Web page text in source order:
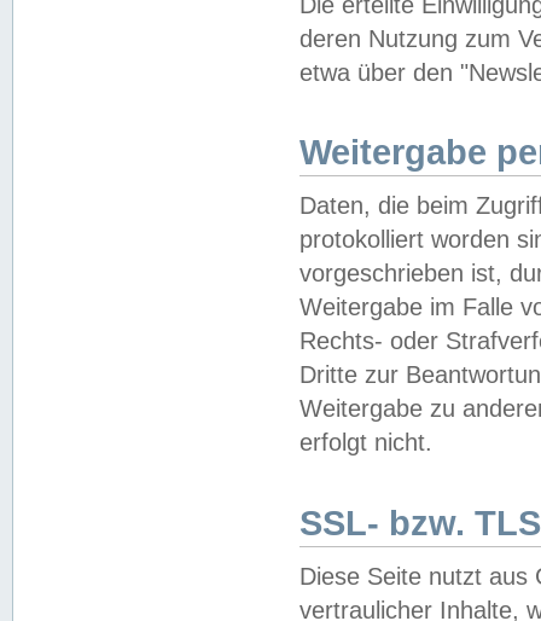
deren Nutzung zum
etwa über den
Weitergabe
Daten, die beim
protokolliert worden
vorgeschrieben ist,
Weitergabe im Falle
Rechts- oder
Dritte zur
Weitergabe zu
erfolgt nicht.
SSL- bzw.
Diese Seite nutzt aus
vertraulicher Inhalte,